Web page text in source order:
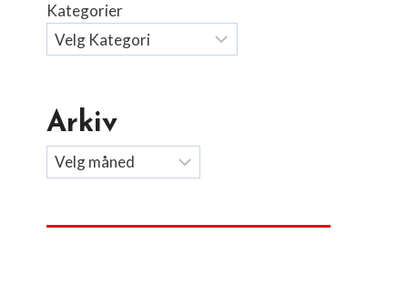
Kategorier
Arkiv
Arkiv